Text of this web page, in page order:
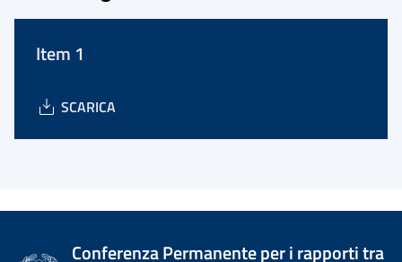
Item 1
SCARICA
Conferenza Permanente per i rapporti tra